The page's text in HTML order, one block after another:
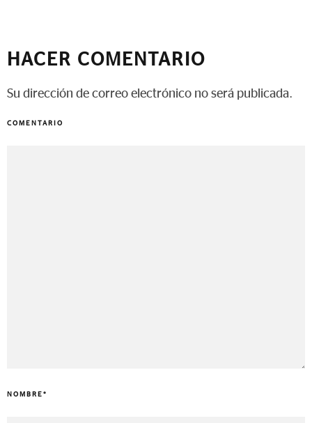
HACER COMENTARIO
Su dirección de correo electrónico no será publicada.
COMENTARIO
NOMBRE *